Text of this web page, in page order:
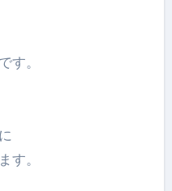
す。
す。